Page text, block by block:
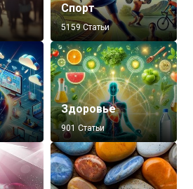
Спорт
5159 Статьи
Здоровье
901 Статьи